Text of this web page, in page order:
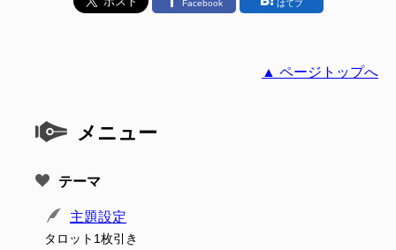
Facebook はてブ
▲ ページトップへ
メニュー
テーマ
主題設定
タロット1枚引き